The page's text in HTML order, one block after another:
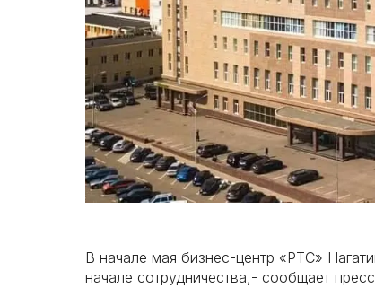
В начале мая бизнес-центр «РТС»
начале сотрудничества,- сообщает